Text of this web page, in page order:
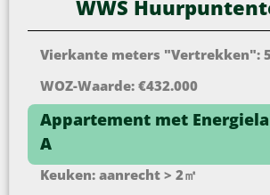
WWS
Vierkante meters "Vertrekken":
WOZ-Waarde: €432.000
Appartement met
A
Keuken: aanrecht > 2㎡